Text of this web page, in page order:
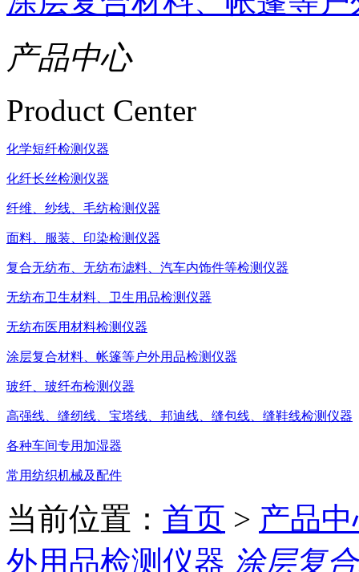
产品中心
Product Center
化学短纤检测仪器
化纤长丝检测仪器
纤维、纱线、毛纺检测仪器
面料、服装、印染检测仪器
复合无纺布、无纺布滤料、汽车内饰件等检测仪器
无纺布卫生材料、卫生用品检测仪器
无纺布医用材料检测仪器
涂层复合材料、帐篷等户外用品检测仪器
玻纤、玻纤布检测仪器
高强线、缝纫线、宝塔线、邦迪线、缝包线、缝鞋线检测仪器
各种车间专用加湿器
常用纺织机械及配件
当前位置： 首页 > 产品
外用品检测仪器 涂层复